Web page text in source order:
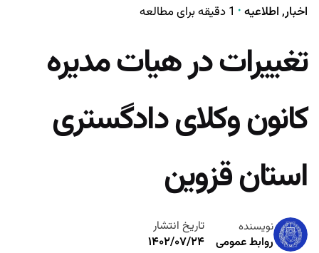
اخبار اطلاعیه 1 دقیقه برای مطالعه
تغییرات در هیات مدیره
کانون وکلای دادگستری
استان قزوین
نویسنده
روابط عمومی
تاریخ انتشار
۱۴۰۲/۰۷/۲۴